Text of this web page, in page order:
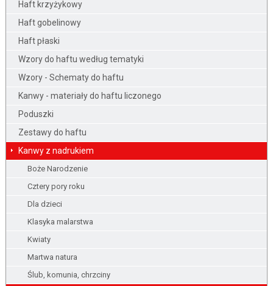
Haft krzyżykowy
Haft gobelinowy
Haft płaski
Wzory do haftu według tematyki
Wzory - Schematy do haftu
Kanwy - materiały do haftu liczonego
Poduszki
Zestawy do haftu
Kanwy z nadrukiem
Boże Narodzenie
Cztery pory roku
Dla dzieci
Klasyka malarstwa
Kwiaty
Martwa natura
Ślub, komunia, chrzciny